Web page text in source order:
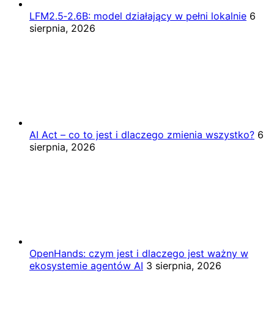
LFM2.5‑2.6B: model działający w pełni lokalnie 6
sierpnia, 2026
AI Act – co to jest i dlaczego zmienia wszystko? 6
sierpnia, 2026
OpenHands: czym jest i dlaczego jest ważny w
ekosystemie agentów AI 3 sierpnia, 2026